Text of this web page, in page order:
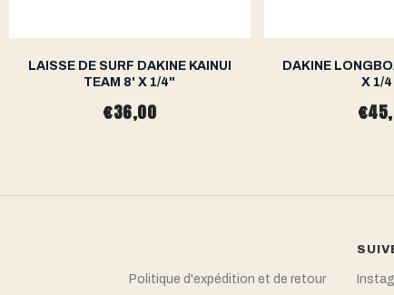
LAISSE DE SURF DAKINE KAINUI
TEAM 8' X 1/4"
€36,00
DAKINE
X 1/4
Politique d'expédition et de retour